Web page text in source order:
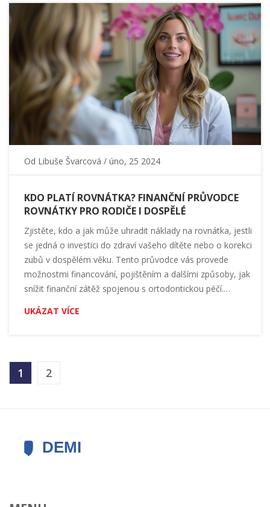
Od Libuše Švarcová / úno, 25 2024
KDO PLATÍ ROVNÁTKA? FINANČNÍ PRŮVODCE
ROVNÁTKY PRO RODIČE I DOSPĚLÉ
Zjistěte, kdo a jak může uhradit náklady na rovnátka, jestli
se jedná o investici do zdraví vašeho dítěte nebo o korekci
zubů v dospělém věku. Tento průvodce vás provede
možnostmi financování, pojištěním a dalšími způsoby, jak
snížit finanční zátěž spojenou s ortodontickou péčí.
Získejte cenné informace a tipy, jak ušetřit na nákladech a
zároveň získat nejlepší možnou péči.
UKÁZAT VÍCE
1 2